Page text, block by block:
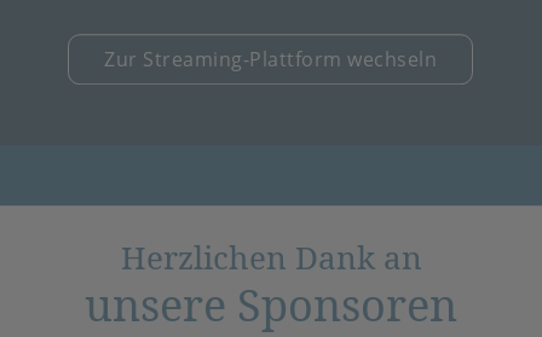
Zur Streaming-Plattform wechseln
Herzlichen Dank an
unsere Sponsoren